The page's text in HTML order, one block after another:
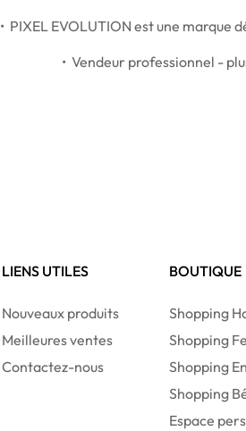
• PIXEL EVOLUTION est une
• Vendeur professionnel -
LIENS UTILES
Nouveaux produits
Meilleures ventes
Contactez-nous
BOUTIQUE
Shopping
Shopping
Shopping
Shopping
Espace